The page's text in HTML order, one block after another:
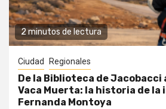
2 minutos de lectura
Ciudad Regionales
De la Biblioteca de Jacobacci
Vaca Muerta: la historia de la
Fernanda Montoya